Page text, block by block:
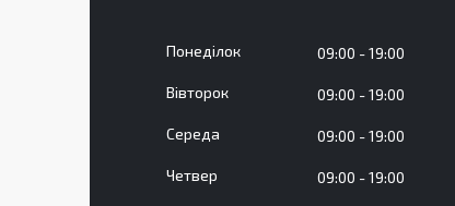
Понеділок 09:00 19:00
Вівторок 09:00 19:00
Середа 09:00 19:00
Четвер 09:00 19:00